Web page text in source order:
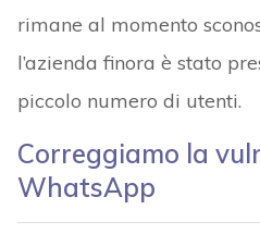
rimane al momento
l’azienda finora è stato
piccolo numero di utenti.
Correggiamo la
WhatsApp